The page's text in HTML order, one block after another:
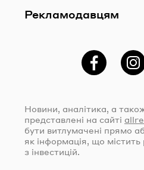
Рекламодавцям
Новини, аналітика, а
представлені на сайті
бути витлумачені прямо
як інформація, що містить
з інвестицій.